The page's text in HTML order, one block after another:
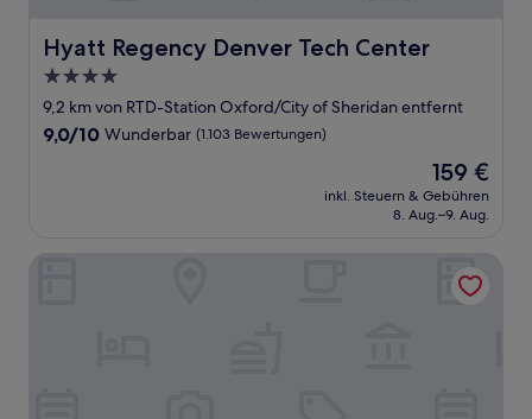
Hyatt Regency Denver Tech Center
Hyatt Regency Denver Tech Center
4.0-
Sterne-
Unterkunft
9,2 km von RTD-Station Oxford/City of Sheridan entfernt
9.0
9,0/10 Wunderbar (1.103 Bewertungen)
Der
Preis
beträgt
159 €
inkl. Steuern & Gebühren
8. Aug.–9. Aug.
Residence Inn By Marriott Denver Highlands Ranch